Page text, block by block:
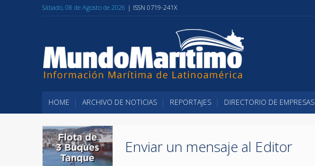
Sábado, 08 de Agosto de 2026 | ISSN 0719-241X
HOME ARCHIVO DE NOTICIAS REPORTAJES DIRECTORIO DE EMPRESAS
Enviar un mensaje al Editor